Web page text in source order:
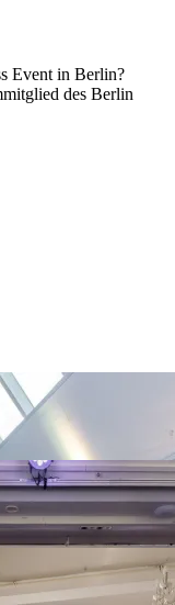
Event in Berlin?
des Berlin